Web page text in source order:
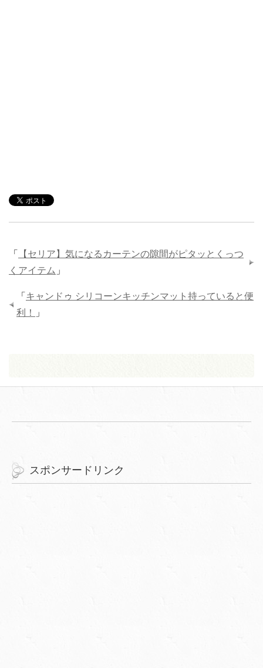
「
【セリア】気になるカーテンの隙間がピタッとくっつ
くアイテム 」
「 キャンドゥ シリコーンキッチンマット持っていると便
利！
」
スポンサードリンク